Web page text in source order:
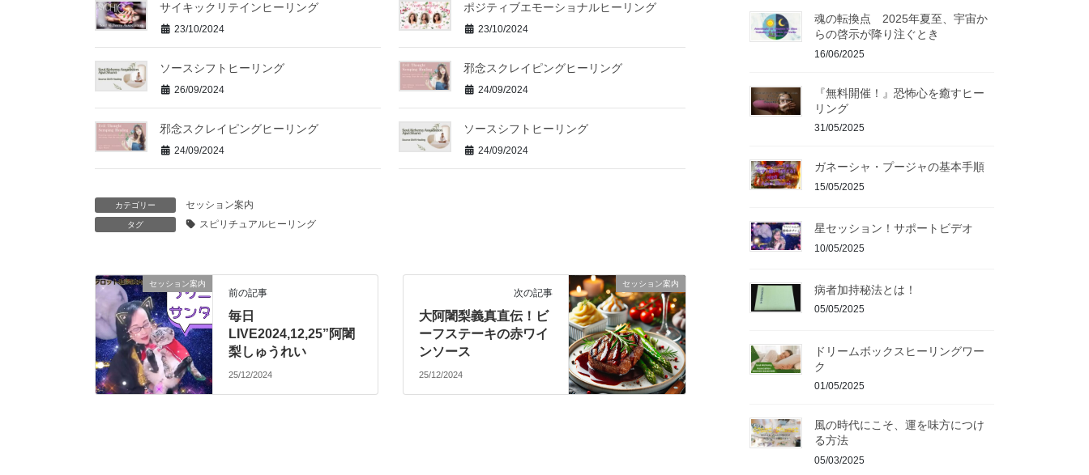
サイキックリテインヒーリング
23/10/2024
ポジティブエモーショナルヒーリング
23/10/2024
ソースシフトヒーリング
26/09/2024
邪念スクレイピングヒーリング
24/09/2024
邪念スクレイピングヒーリング
24/09/2024
ソースシフトヒーリング
24/09/2024
カテゴリー セッション案内
タグ スピリチュアルヒーリング
セッション案内
前の記事
毎日
LIVE2024,12,25”阿闍
梨しゅうれい
25/12/2024
セッション案内
次の記事
大阿闍梨義真直伝！ビ
ーフステーキの赤ワイ
ンソース
25/12/2024
魂の転換点 2025年夏至、宇宙か
らの啓示が降り注ぐとき
16/06/2025
『無料開催！』恐怖心を癒すヒー
リング
31/05/2025
ガネーシャ・プージャの基本手順
15/05/2025
星セッション！サポートビデオ
10/05/2025
病者加持秘法とは！
05/05/2025
ドリームボックスヒーリングワー
ク
01/05/2025
風の時代にこそ、運を味方につけ
る方法
05/03/2025